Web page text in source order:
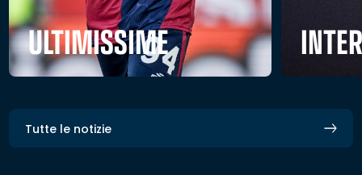
ULTIMISSIME
Tutte le notizie